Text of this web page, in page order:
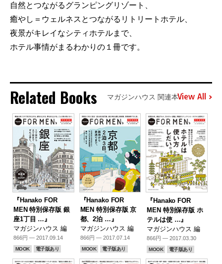
自然とつながるグランピングリゾート、
癒やし＝ウェルネスとつながるリトリートホテル、
夜景がキレイなシティホテルまで、
ホテル事情がまるわかりの１冊です。
Related Books マガジンハウス 関連本View All
『Hanako FOR
MEN 特別保存版 銀
座1丁目 …』
マガジンハウス 編
866円 — 2017.09.14
MOOK 電子版あり
『Hanako FOR
MEN 特別保存版 京
都、2泊 …』
マガジンハウス 編
866円 — 2017.07.14
MOOK 電子版あり
『Hanako FOR
MEN 特別保存版 ホ
テルは使 …』
マガジンハウス 編
866円 — 2017.03.30
MOOK 電子版あり